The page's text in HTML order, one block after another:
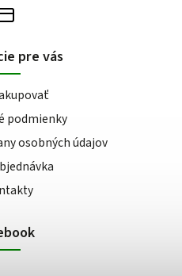
pre vás
podmienky
osobných údajov